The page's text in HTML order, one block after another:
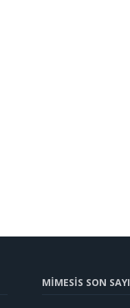
MİMESİS SON SAYI